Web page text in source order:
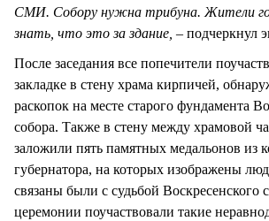
СМИ. Собору нужна трибуна. Жители
знать, что это за здание, – подчеркнул
После заседания все попечители
закладке в стену храма кирпичей,
раскопок на месте старого фундамента
собора. Также в стену между храмовой
заложили пять памятных медальонов из
губернатора, на которых изображены
связаны были с судьбой Воскресенского
церемонии поучаствовали такие